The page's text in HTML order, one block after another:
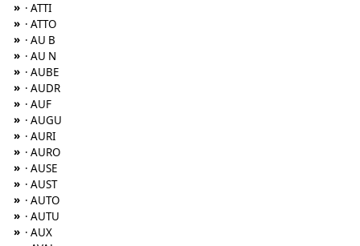
» · ATTI
» · ATTO
» · AU B
» · AU N
» · AUBE
» · AUDR
» · AUF
» · AUGU
» · AURI
» · AURO
» · AUSE
» · AUST
» · AUTO
» · AUTU
» · AUX